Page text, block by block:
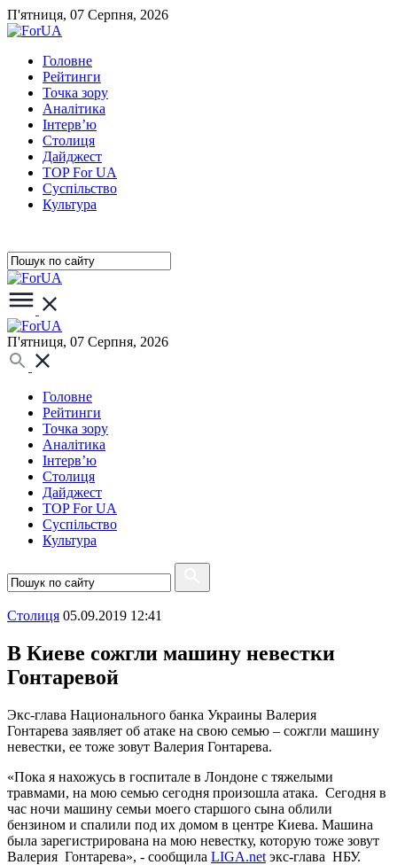
П'ятниця, 07 Серпня, 2026
Головне
Рейтинги
Точка зору
Аналітика
Інтерв’ю
Столиця
Дайджест
TOP For UA
Суспiльство
Культура
П'ятниця, 07 Серпня, 2026
Головне
Рейтинги
Точка зору
Аналітика
Інтерв’ю
Столиця
Дайджест
TOP For UA
Суспiльство
Культура
Столиця 05.09.2019 12:41
В Киеве сожгли машину невестки
Гонтаревой
Экс-глава Национального банка Украины Валерия
Гонтарева заявляет об атаке на свою семью – сожгли машину
невестки, ее тоже зовут Валерия Гонтарева.
«Пока я нахожусь в госпитале в Лондоне с тяжелыми
травмами, на мою семью сегодня произошла атака. Сегодня в
час ночи машину семьи моего старшого сына облили
бензином и спалили под их домом в центре Киева. Машина
была зарегистрирована на мою невестку, которую тоже зовут
Валерия Гонтарева», - сообщила LIGA.net экс-глава НБУ.